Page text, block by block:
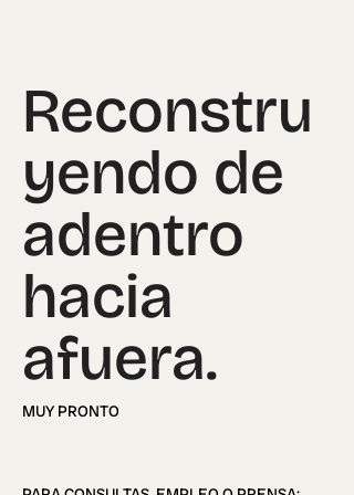
Reconstru
yendo de
adentro
hacia
afuera.
MUY PRONTO